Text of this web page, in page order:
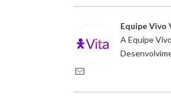
Equipe Vivo
A Equipe